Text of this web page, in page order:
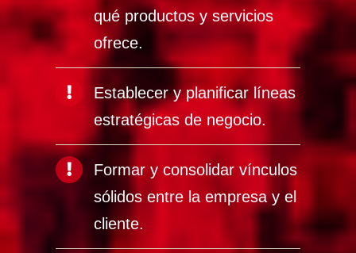
qué productos y servicios
ofrece.
Establecer y planificar líneas
estratégicas de negocio.
Formar y consolidar vínculos
sólidos entre la empresa y el
cliente.